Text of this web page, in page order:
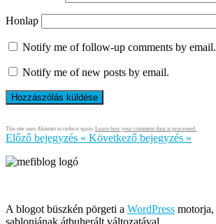
Honlap
Notify me of follow-up comments by email.
Notify me of new posts by email.
This site uses Akismet to reduce spam. Learn how your comment data is processed.
Előző bejegyzés « Következő bejegyzés »
A blogot büszkén pörgeti a WordPress motorja,
sablonjának átbuherált változatával.